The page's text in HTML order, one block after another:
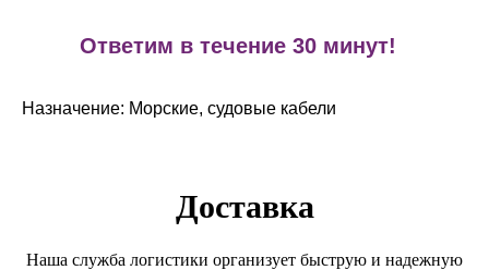
Ответим в течение 30 минут!
Назначение: Морские, судовые кабели
Доставка
Наша служба логистики организует быструю и надежную